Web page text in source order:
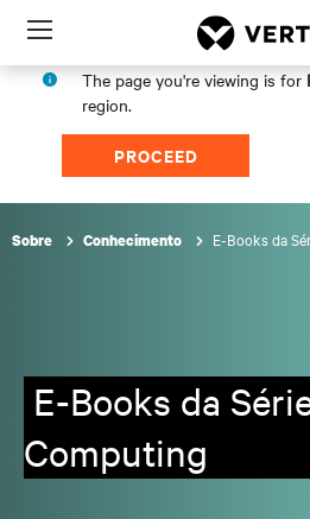
Menu
The page you're viewing is for
region.
PROCEED
Sobre Conhecimento E-Books da
E-Books da
Computing